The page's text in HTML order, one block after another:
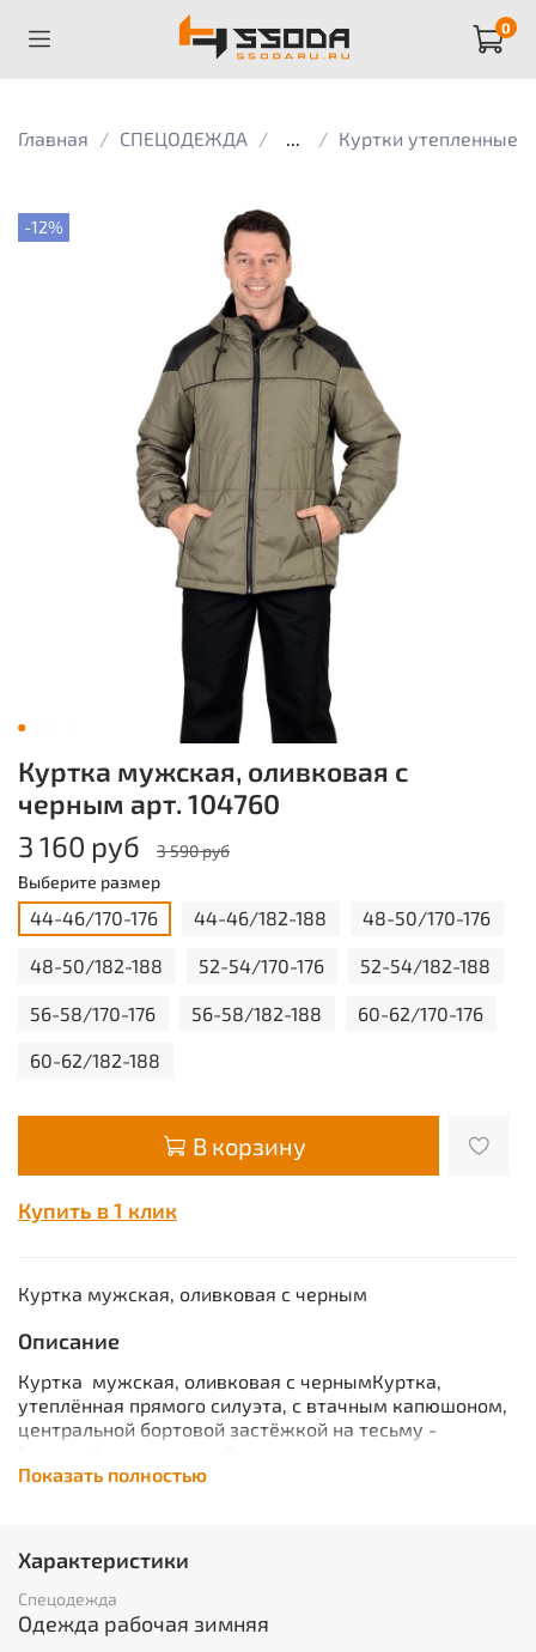
0
Главная СПЕЦОДЕЖДА ... Куртки утепленные
-12%
Куртка мужская, оливковая с
черным арт. 104760
3 160 руб
3 590 руб
Выберите размер
44-46/170-176 44-46/182-188 48-50/170-176
48-50/182-188 52-54/170-176 52-54/182-188
56-58/170-176 56-58/182-188 60-62/170-176
60-62/182-188
В корзину
Купить в 1 клик
Куртка мужская, оливковая с черным
Описание
Куртка мужская, оливковая с чернымКуртка,
утеплённая прямого силуэта, с втачным капюшоном,
центральной бортовой застёжкой на тесьму -
карманами на "молнии" и нижними карманами в
притачной манжетой частично стянутые на ткацкую
резинку.
Характеристики
Вид изделия: Куртка
Показать полностью
Характеристики
Спецодежда
Одежда рабочая зимняя